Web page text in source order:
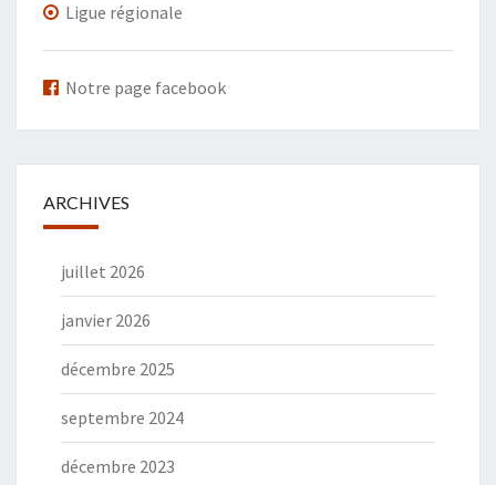
Ligue régionale
Notre page facebook
ARCHIVES
juillet 2026
janvier 2026
décembre 2025
septembre 2024
décembre 2023